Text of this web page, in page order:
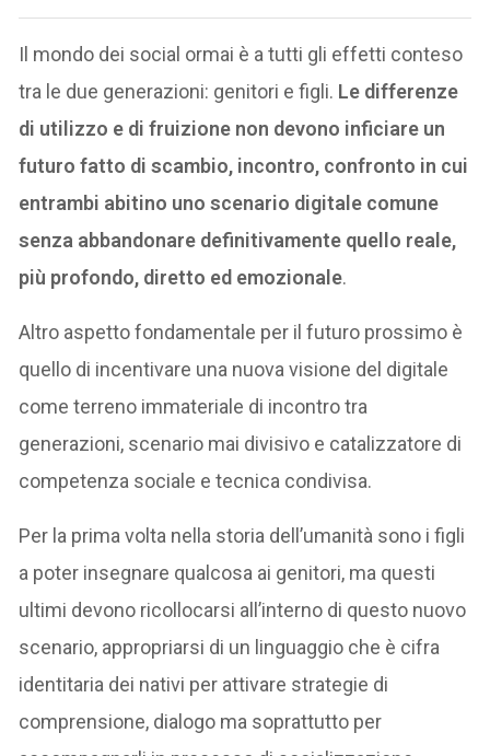
Il mondo dei social ormai è a tutti gli effetti conteso
tra le due generazioni: genitori e figli. Le differenze
di utilizzo e di fruizione non devono inficiare un
futuro fatto di scambio, incontro, confronto in cui
entrambi abitino uno scenario digitale comune
senza abbandonare definitivamente quello reale,
più profondo, diretto ed emozionale.
Altro aspetto fondamentale per il futuro prossimo è
quello di incentivare una nuova visione del digitale
come terreno immateriale di incontro tra
generazioni, scenario mai divisivo e catalizzatore di
competenza sociale e tecnica condivisa.
Per la prima volta nella storia dell’umanità sono i figli
a poter insegnare qualcosa ai genitori, ma questi
ultimi devono ricollocarsi all’interno di questo nuovo
scenario, appropriarsi di un linguaggio che è cifra
identitaria dei nativi per attivare strategie di
comprensione, dialogo ma soprattutto per